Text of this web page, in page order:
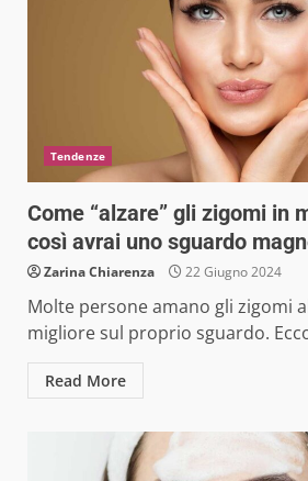
Tendenze
Come “alzare” gli zigomi in
così avrai uno sguardo
Zarina Chiarenza 22 Giugno 2024
Molte persone amano gli zigomi
migliore sul proprio sguardo.
Read More